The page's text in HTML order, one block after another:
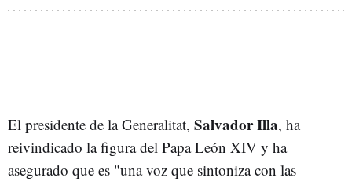
El presidente de la Generalitat, Salvador Illa, ha
reivindicado la figura del Papa León XIV y ha
asegurado que es "una voz que sintoniza con las